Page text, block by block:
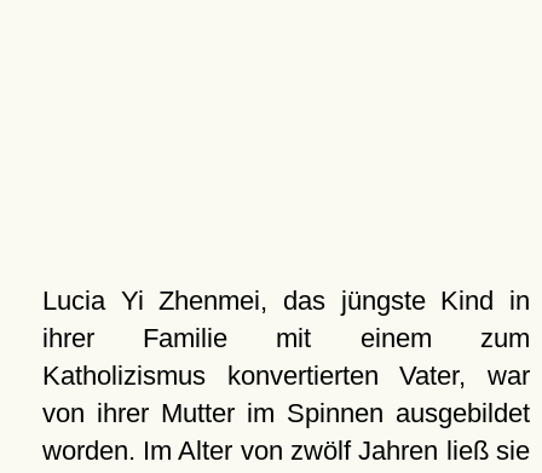
Lucia Yi Zhenmei, das jüngste Kind in
ihrer Familie mit einem zum
Katholizismus konvertierten Vater, war
von ihrer Mutter im Spinnen ausgebildet
worden. Im Alter von zwölf Jahren ließ sie